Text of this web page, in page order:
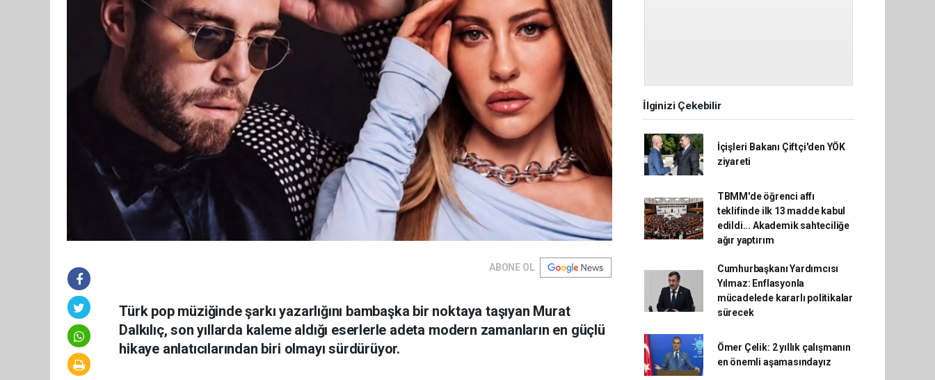
ABONE OL
Türk pop müziğinde şarkı yazarlığını bambaşka bir noktaya taşıyan Murat
Dalkılıç, son yıllarda kaleme aldığı eserlerle adeta modern zamanların en güçlü
hikaye anlatıcılarından biri olmayı sürdürüyor.
İlginizi Çekebilir
İçişleri Bakanı Çiftçi'den YÖK
ziyareti
TBMM'de öğrenci affı
teklifinde ilk 13 madde kabul
edildi... Akademik sahteciliğe
ağır yaptırım
Cumhurbaşkanı Yardımcısı
Yılmaz: Enflasyonla
mücadelede kararlı politikalar
sürecek
Ömer Çelik: 2 yıllık çalışmanın
en önemli aşamasındayız